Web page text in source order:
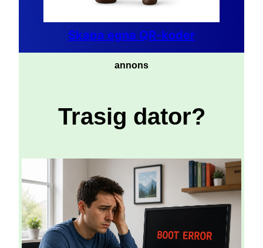
Skapa egna QR-koder
annons
Trasig dator?